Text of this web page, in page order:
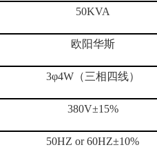
50KVA
欧阳华斯
3φ4W（三相 四线）
380V±1 5%
50HZ or 60HZ±10%